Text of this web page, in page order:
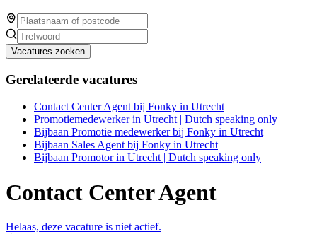
Vacatures zoeken
Gerelateerde vacatures
Contact Center Agent bij Fonky in Utrecht
Promotiemedewerker in Utrecht | Dutch speaking only
Bijbaan Promotie medewerker bij Fonky in Utrecht
Bijbaan Sales Agent bij Fonky in Utrecht
Bijbaan Promotor in Utrecht | Dutch speaking only
Contact Center Agent
Helaas, deze vacature is niet actief.